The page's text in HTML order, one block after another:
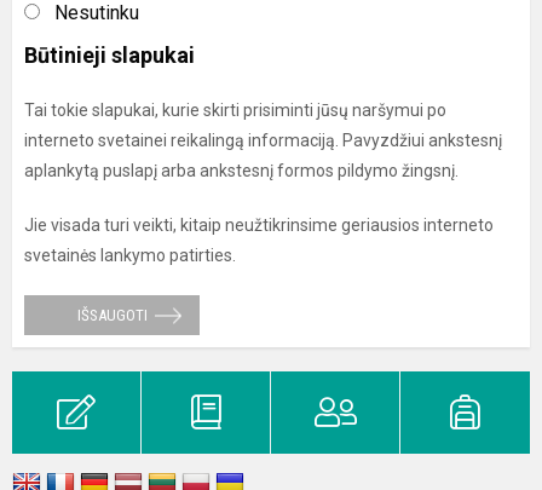
Nesutinku
Būtinieji slapukai
Tai tokie slapukai, kurie skirti prisiminti jūsų naršymui po
interneto svetainei reikalingą informaciją. Pavyzdžiui ankstesnį
aplankytą puslapį arba ankstesnį formos pildymo žingsnį.
Jie visada turi veikti, kitaip neužtikrinsime geriausios interneto
svetainės lankymo patirties.
IŠSAUGOTI